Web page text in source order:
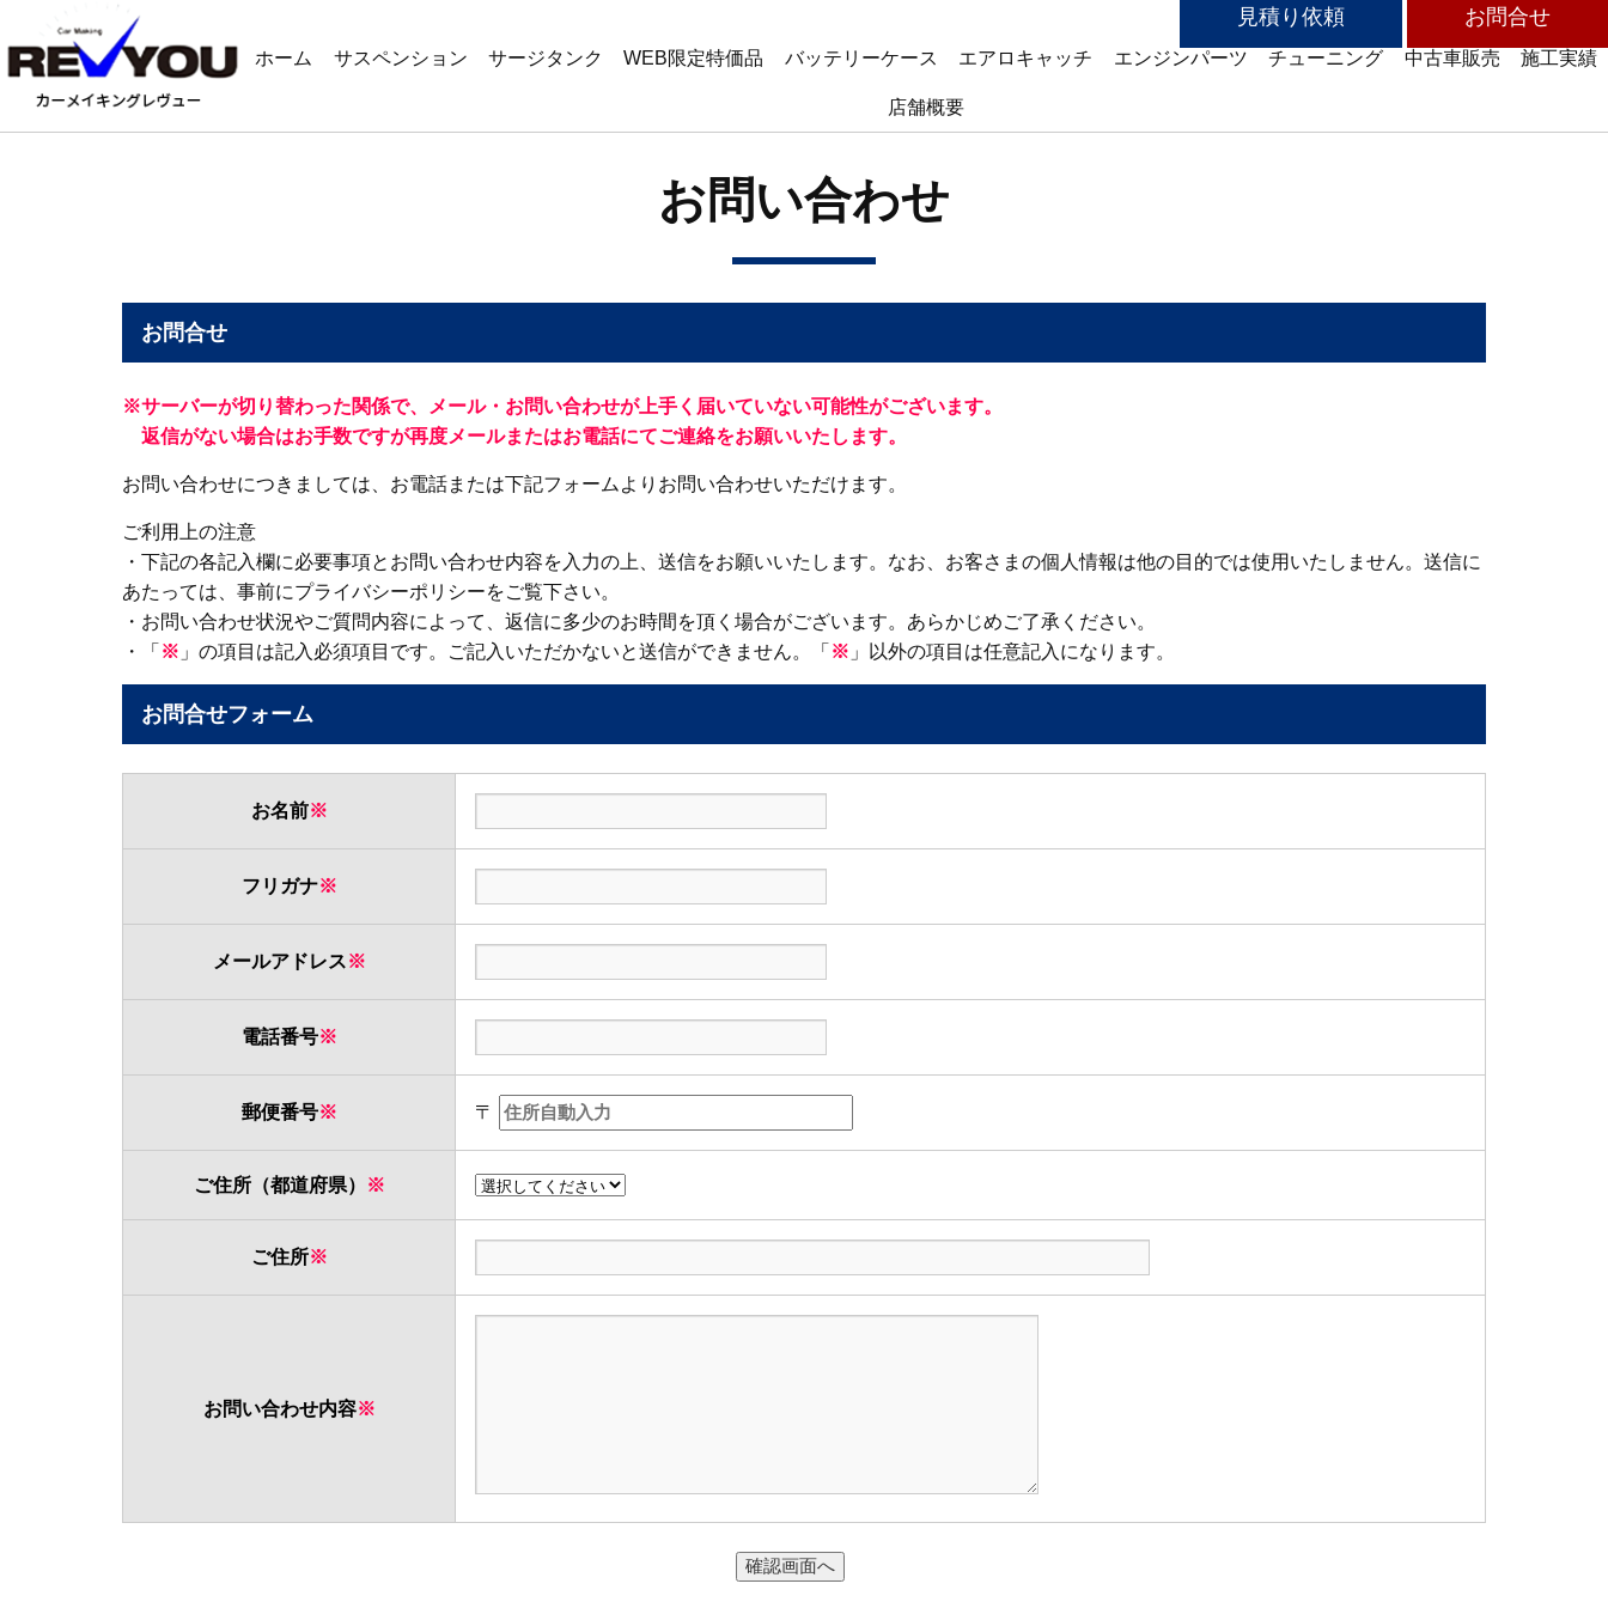
見積り依頼 お問合せ
ホーム サスペンション サージタンク WEB限定特価品 バッテリーケース エアロキャッチ エンジンパーツ チューニング 中古車販売 施工実績
店舗概要
お問い合わせ
お問合せ
※サーバーが切り替わった関係で、メール・お問い合わせが上手く届いていない可能性がございます。
返信がない場合はお手数ですが再度メールまたはお電話にてご連絡をお願いいたします。
お問い合わせにつきましては、お電話または下記フォームよりお問い合わせいただけます。
ご利用上の注意
・下記の各記入欄に必要事項とお問い合わせ内容を入力の上、送信をお願いいたします。なお、お客さまの個人情報は他の目的では使用いたしません。送信に
あたっては、事前にプライバシーポリシーをご覧下さい。
・お問い合わせ状況やご質問内容によって、返信に多少のお時間を頂く場合がございます。あらかじめご了承ください。
・「 ※ 」の項目は記入必須項目です。ご記入いただかないと送信ができません。「 ※ 」以外の項目は任意記入になります。
お問合せフォーム
お名前※
フリガナ※
メールアドレス※
電話番号※
郵便番号※ 〒
ご住所（都道府県） ※
ご住所※
お問い合わせ内容※